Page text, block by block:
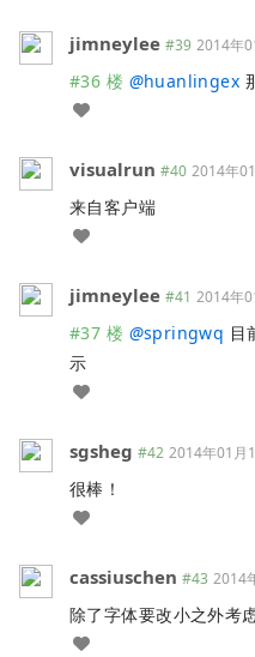
jimneylee #39 2014年
#36 楼 @huanlingex
visualrun #40 2014年
来自客户端
jimneylee #41 2014年
#37 楼 @springwq 目
示
sgsheg #42 2014年01月
很棒！
cassiuschen #43 2014
除了字体要改小之外考